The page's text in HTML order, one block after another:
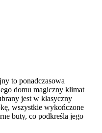
to ponadczasowa
domu magiczny klimat
jest w klasyczny
wszystkie wykończone
buty, co podkreśla jego